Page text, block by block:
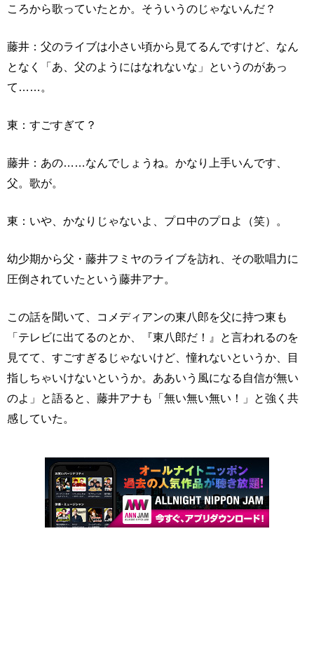
ころから歌っていたとか。そういうのじゃないんだ？
藤井：父のライブは小さい頃から見てるんですけど、なん
となく「あ、父のようにはなれないな」というのがあっ
て……。
東：すごすぎて？
藤井：あの……なんでしょうね。かなり上手いんです、
父。歌が。
東：いや、かなりじゃないよ、プロ中のプロよ（笑）。
幼少期から父・藤井フミヤのライブを訪れ、その歌唱力に
圧倒されていたという藤井アナ。
この話を聞いて、コメディアンの東八郎を父に持つ東も
「テレビに出てるのとか、『東八郎だ！』と言われるのを
見てて、すごすぎるじゃないけど、憧れないというか、目
指しちゃいけないというか。ああいう風になる自信が無い
のよ」と語ると、藤井アナも「無い無い無い！」と強く共
感していた。